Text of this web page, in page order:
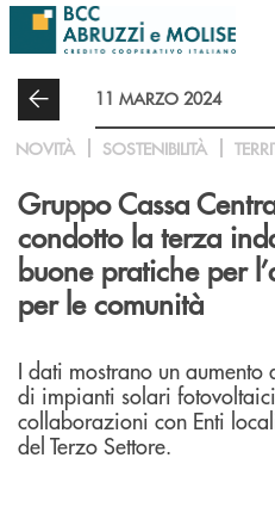
Salta al contenuto principale
11 MARZO 2024
NOVITÀ SOSTENIBILITÀ
Gruppo Cassa
condotto la terza
buone pratiche per
per le comunità
I dati mostrano un
di impianti solari
collaborazioni con Enti
del Terzo Settore.